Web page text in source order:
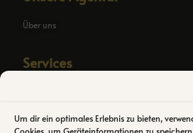
Um dir ein optimales Erlebnis zu bieten,
Über uns
Services